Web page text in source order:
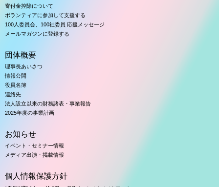
寄付金控除について
ボランティアに参加して支援する
100人委員会、100社委員 応援メッセージ
メールマガジンに登録する
団体概要
理事長あいさつ
情報公開
役員名簿
連絡先
法人設立以来の財務諸表・事業報告
2025年度の事業計画
お知らせ
イベント・セミナー情報
メディア出演・掲載情報
個人情報保護方針